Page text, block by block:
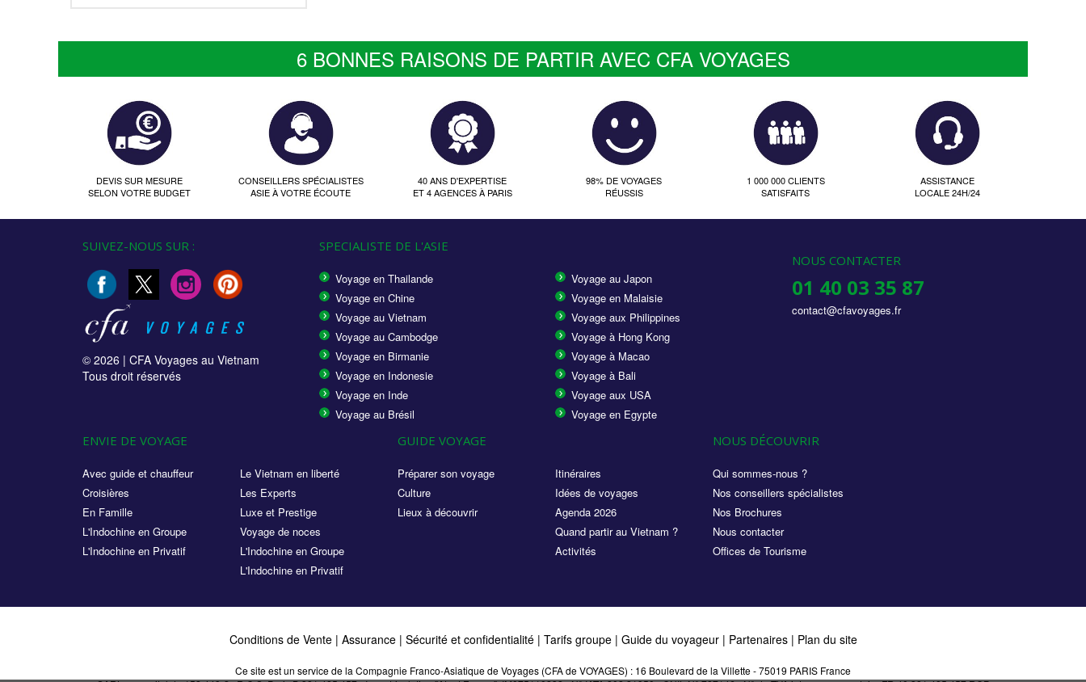
6 BONNES RAISONS DE PARTIR AVEC CFA VOYAGES
DEVIS SUR MESURE
SELON VOTRE BUDGET
CONSEILLERS SPÉCIALISTES
ASIE À VOTRE ÉCOUTE
40 ANS D'EXPERTISE
ET 4 AGENCES À PARIS
98% DE VOYAGES
RÉUSSIS
1 000 000 CLIENTS
SATISFAITS
ASSISTANCE
LOCALE 24H/24
SUIVEZ-NOUS SUR :
© 2026 | CFA Voyages au Vietnam
Tous droit réservés
SPECIALISTE DE L'ASIE
Voyage en Thailande
Voyage en Chine
Voyage au Vietnam
Voyage au Cambodge
Voyage en Birmanie
Voyage en Indonesie
Voyage en Inde
Voyage au Brésil
Voyage au Japon
Voyage en Malaisie
Voyage aux Philippines
Voyage à Hong Kong
Voyage à Macao
Voyage à Bali
Voyage aux USA
Voyage en Egypte
NOUS CONTACTER
01 40 03 35 87
contact@cfavoyages.fr
ENVIE DE VOYAGE
Avec guide et chauffeur
Croisières
En Famille
L'Indochine en Groupe
L'Indochine en Privatif
Le Vietnam en liberté
Les Experts
Luxe et Prestige
Voyage de noces
L'Indochine en Groupe
L'Indochine en Privatif
GUIDE VOYAGE
Préparer son voyage
Culture
Lieux à découvrir
Itinéraires
Idées de voyages
Agenda 2026
Quand partir au Vietnam ?
Activités
NOUS DÉCOUVRIR
Qui sommes-nous ?
Nos conseillers spécialistes
Nos Brochures
Nous contacter
Offices de Tourisme
Conditions de Vente| Assurance | Sécurité et confidentialité| Tarifs groupe| Guide du voyageur| Partenaires | Plan du site
Ce site est un service de la Compagnie Franco-Asiatique de Voyages (CFA de VOYAGES) : 16 Boulevard de la Villette - 75019 PARIS France